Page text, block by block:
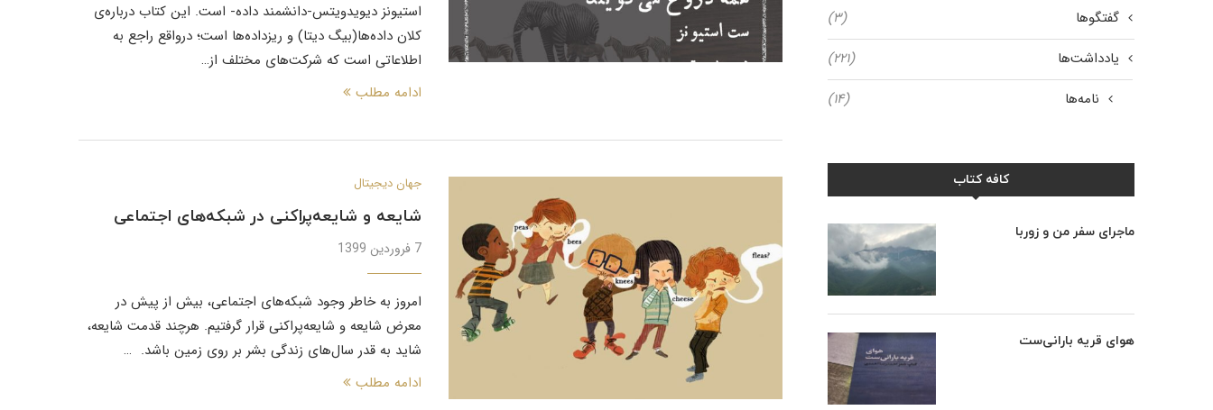
استیونز دیویدویتس-دانشمند داده- است. این کتاب درباره‌ی
کلان داده‌ها(بیگ دیتا) و ریزداده‌ها است؛ درواقع راجع به
اطلاعاتی است که شرکت‌های مختلف از…
ادامه مطلب
جهان دیجیتال
شایعه و شایعه‌پراکنی در شبکه‌های اجتماعی
7 فروردین 1399
امروز به خاطر وجود شبکه‌های اجتماعی، بیش از پیش در
معرض شایعه و شایعه‌پراکنی قرار گرفتیم. هرچند قدمت شایعه،
شاید به قدر سال‌های زندگی بشر بر روی زمین باشد. …
ادامه مطلب
گفتگوها
(۳)
یادداشت‌ها
(۲۲۱)
نامه‌ها
(۱۴)
کافه کتاب
ماجرای سفر من و زوربا
هوای قریه بارانی‌ست